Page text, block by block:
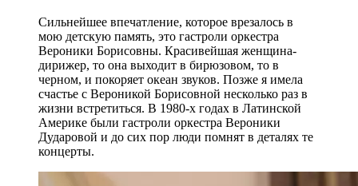
Сильнейшее впечатление, которое врезалось в
мою детскую память, это гастроли оркестра
Вероники Борисовны. Красивейшая женщина-
дирижер, то она выходит в бирюзовом, то в
черном, и покоряет океан звуков. Позже я имела
счастье с Вероникой Борисовной несколько раз в
жизни встретиться. В 1980-х годах в Латинской
Америке были гастроли оркестра Вероники
Дударовой и до сих пор люди помнят в деталях те
концерты.